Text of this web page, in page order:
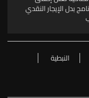
بدل الإيجار النقدي
النبطية